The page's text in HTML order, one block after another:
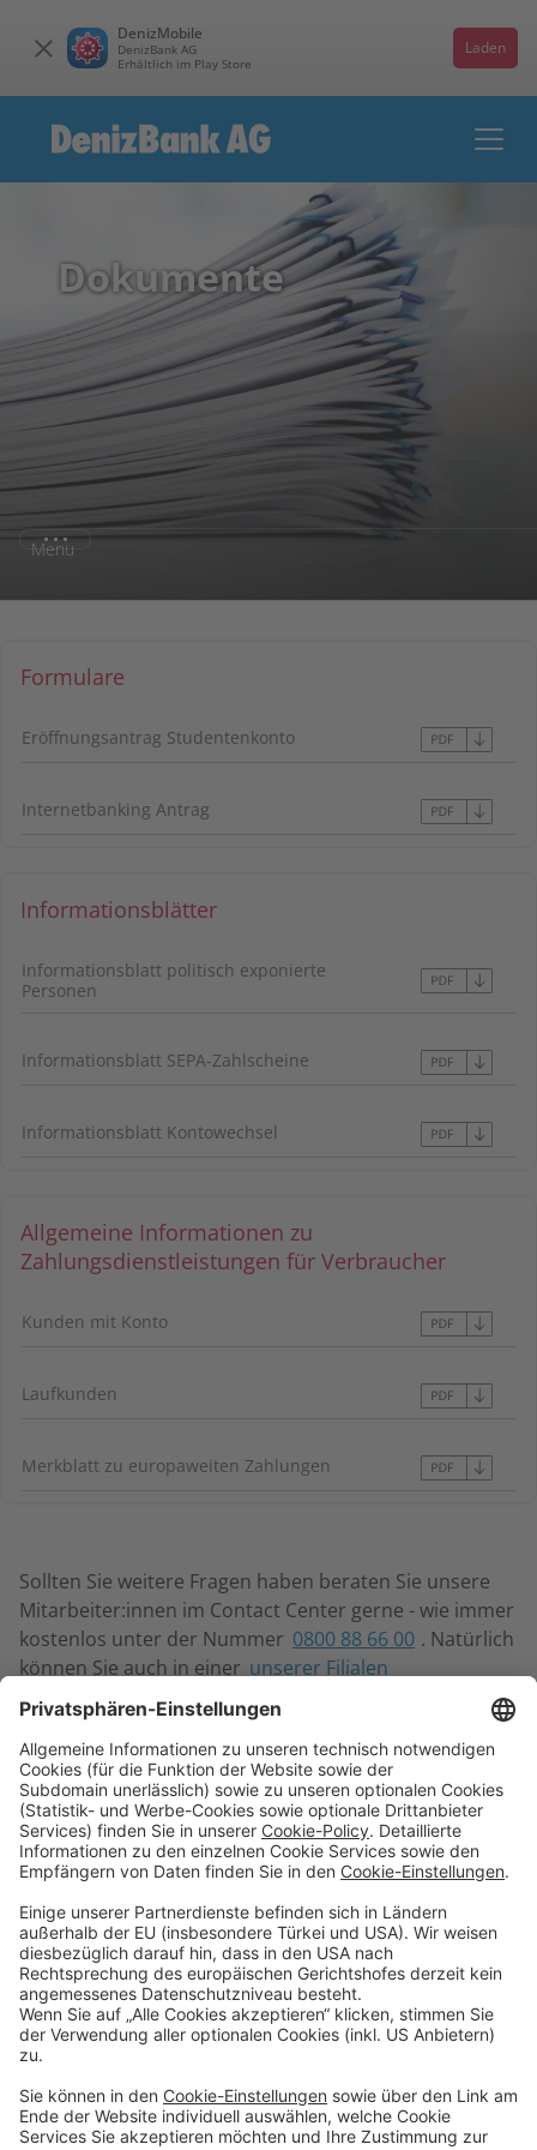
DenizMobile
DenizBank AG
Erhältlich im Play Store
Laden
Dokumente
Menu
Formulare
Eröffnungsantrag Studentenkonto
Internetbanking Antrag
Informationsblätter
Informationsblatt politisch exponierte
Personen
Informationsblatt SEPA-Zahlscheine
Informationsblatt Kontowechsel
Allgemeine Informationen zu
Zahlungsdienstleistungen für Verbraucher
Kunden mit Konto
Laufkunden
Merkblatt zu europaweiten Zahlungen
Sollten Sie weitere Fragen haben beraten Sie unsere
Mitarbeiter:innen im Contact Center gerne - wie immer
kostenlos unter der Nummer 0800 88 66 00 . Natürlich
können Sie auch in einer unserer Filialen
vorbeischauen. Wir freuen uns auf Ihren Besuch!
Sparen & FinanzierenFirmenkundenDigitale Services
Priority Banking
Über UnsKarrierePresseImpressumBlog
SEPA-Echtzeitüberweisung
Geschäftsbedingungen Einlagensicherung DatenschutzhinweiseWhistleblowing
Cookie-Einstellungen